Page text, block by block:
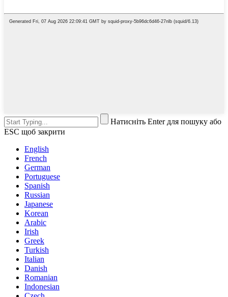
Натисніть Enter для пошуку або
ESC щоб закрити
English
French
German
Portuguese
Spanish
Russian
Japanese
Korean
Arabic
Irish
Greek
Turkish
Italian
Danish
Romanian
Indonesian